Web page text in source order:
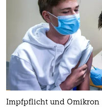
Impfpflicht und Omikron